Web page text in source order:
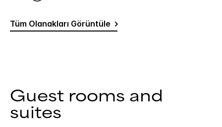
Tüm Olanakları Görüntüle
Guest rooms and
suites